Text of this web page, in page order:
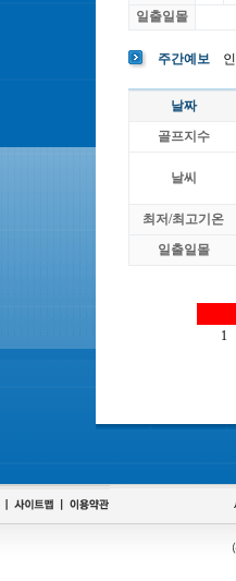
일출일몰
주간예보 인
날짜
골프지수
날씨
최저/최고기온
일출일몰
1